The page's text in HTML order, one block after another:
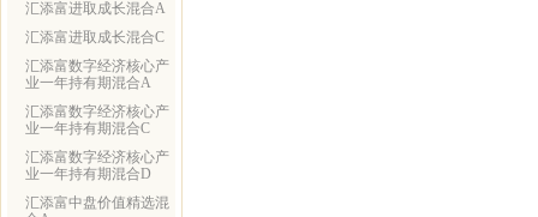
汇添富进取成长混合A
汇添富进取成长混合C
汇添富数字经济核心产
业一年持有期混合A
汇添富数字经济核心产
业一年持有期混合C
汇添富数字经济核心产
业一年持有期混合D
汇添富中盘价值精选混